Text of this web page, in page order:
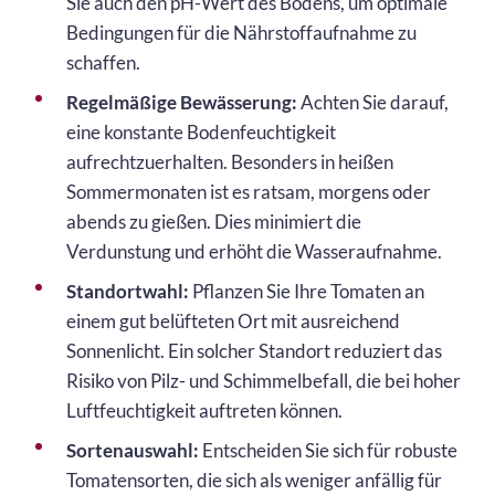
Bedingungen für die Nährstoffaufnahme zu
schaffen.
Regelmäßige Bewässerung:Achten Sie darauf,
eine konstante Bodenfeuchtigkeit
aufrechtzuerhalten. Besonders in heißen
Sommermonaten ist es ratsam, morgens oder
abends zu gießen. Dies minimiert die
Verdunstung und erhöht die Wasseraufnahme.
Standortwahl: Pflanzen Sie Ihre Tomaten an
einem gut belüfteten Ort mit ausreichend
Sonnenlicht. Ein solcher Standort reduziert das
Risiko von Pilz- und Schimmelbefall, die bei hoher
Luftfeuchtigkeit auftreten können.
Sortenauswahl: Entscheiden Sie sich für robuste
Tomatensorten, die sich als weniger anfällig für